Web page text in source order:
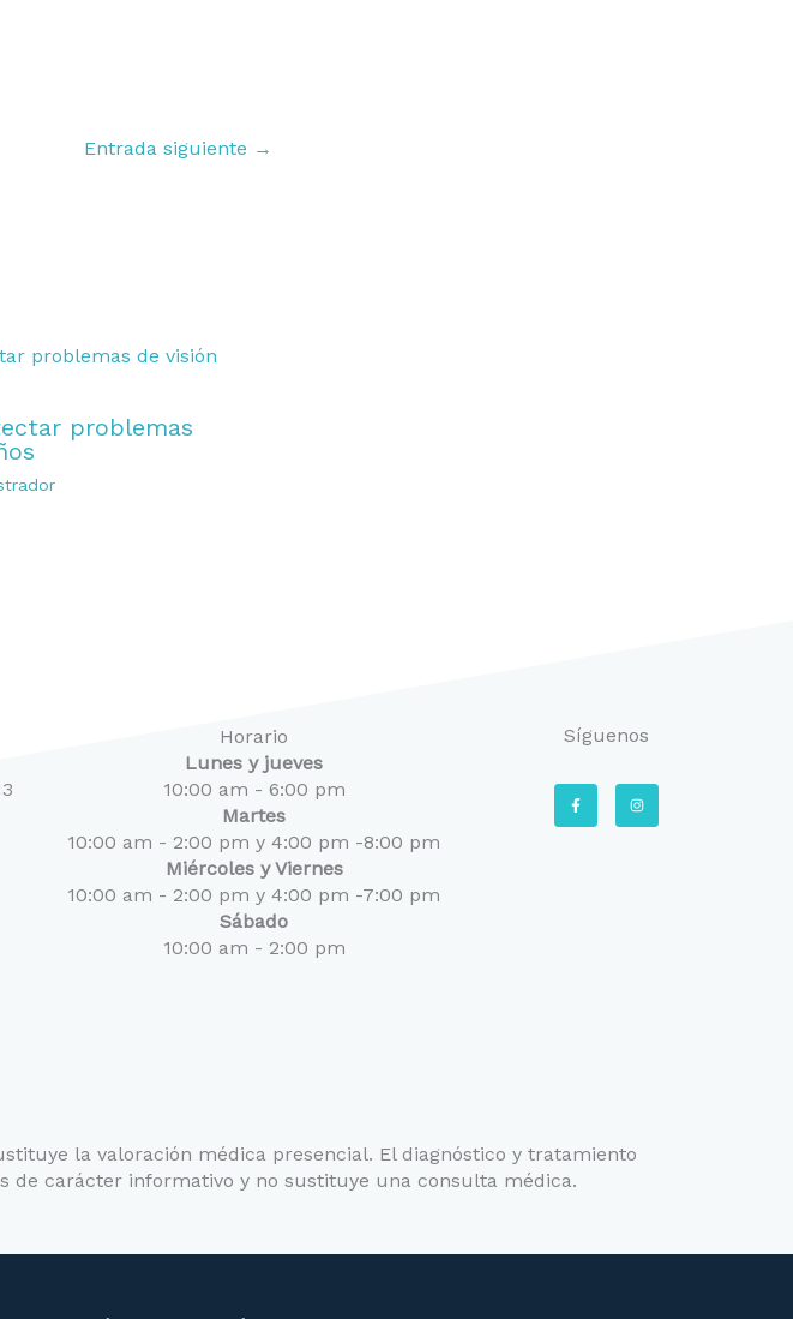
Entrada siguiente →
problemas
Horario
Lunes y jueves
10:00 am - 6:00 pm
Martes
10:00 am - 2:00 pm y 4:00 pm -8:00 pm
Miércoles y Viernes
10:00 am - 2:00 pm y 4:00 pm -7:00 pm
Sábado
10:00 am - 2:00 pm
Síguenos
a
n
la valoración médica presencial. El diagnóstico y tratamiento
de carácter informativo y no sustituye una consulta médica.